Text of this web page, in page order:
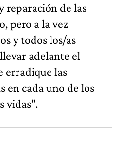
reparación de las
pero a la vez
y todos los/as
adelante el
erradique las
en cada uno de los
vidas".